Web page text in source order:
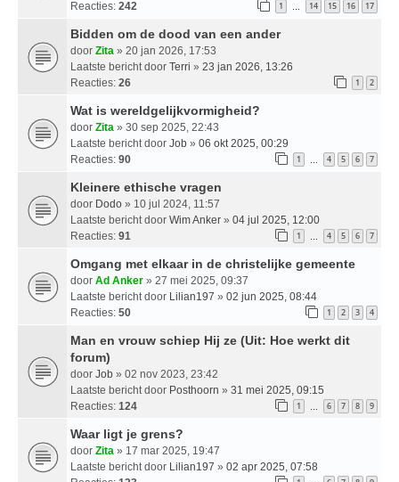
Reacties: 242 1 … 14 15 16 17
Bidden om de dood van een ander
door Zita » 20 jan 2026, 17:53
Laatste bericht door Terri » 23 jan 2026, 13:26
Reacties: 26 1 2
Wat is wereldgelijkvormigheid?
door Zita » 30 sep 2025, 22:43
Laatste bericht door Job » 06 okt 2025, 00:29
Reacties: 90 1 … 4 5 6 7
Kleinere ethische vragen
door Dodo » 10 jul 2024, 11:57
Laatste bericht door Wim Anker » 04 jul 2025, 12:00
Reacties: 91 1 … 4 5 6 7
Omgang met elkaar in de christelijke gemeente
door Ad Anker » 27 mei 2025, 09:37
Laatste bericht door Lilian197 » 02 jun 2025, 08:44
Reacties: 50 1 2 3 4
Man en vrouw schiep Hij ze (Uit: Hoe werkt dit
forum)
door Job » 02 nov 2023, 23:42
Laatste bericht door Posthoorn » 31 mei 2025, 09:15
Reacties: 124 1 … 6 7 8 9
Waar ligt je grens?
door Zita » 17 mar 2025, 19:47
Laatste bericht door Lilian197 » 02 apr 2025, 07:58